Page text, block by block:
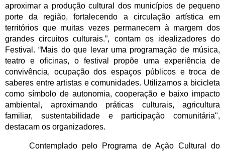
aproximar a produção cultural dos municípios de pequeno
porte da região, fortalecendo a circulação artística em
territórios que muitas vezes permanecem à margem dos
grandes circuitos culturais.”, contam os idealizadores do
Festival. “Mais do que levar uma programação de música,
teatro e oficinas, o festival propõe uma experiência de
convivência, ocupação dos espaços públicos e troca de
saberes entre artistas e comunidades. Utilizamos a bicicleta
como símbolo de autonomia, cooperação e baixo impacto
ambiental, aproximando práticas culturais, agricultura
familiar, sustentabilidade e participação comunitária",
destacam os organizadores.
Contemplado pelo Programa de Ação Cultural do